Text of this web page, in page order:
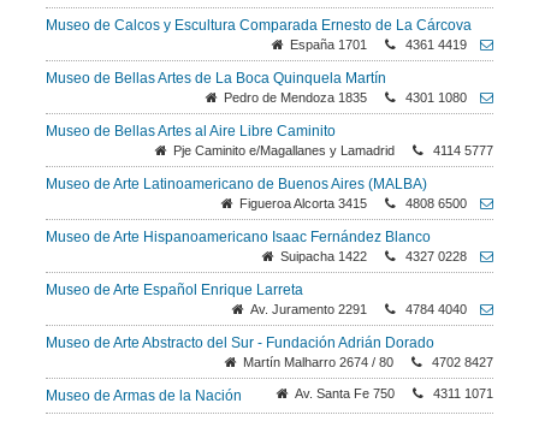
Museo de Calcos y Escultura Comparada Ernesto de La Cárcova
España 1701 4361 4419
Museo de Bellas Artes de La Boca Quinquela Martín
Pedro de Mendoza 1835 4301 1080
Museo de Bellas Artes al Aire Libre Caminito
Pje Caminito e/Magallanes y Lamadrid 4114 5777
Museo de Arte Latinoamericano de Buenos Aires (MALBA)
Figueroa Alcorta 3415 4808 6500
Museo de Arte Hispanoamericano Isaac Fernández Blanco
Suipacha 1422 4327 0228
Museo de Arte Español Enrique Larreta
Av. Juramento 2291 4784 4040
Museo de Arte Abstracto del Sur - Fundación Adrián Dorado
Martín Malharro 2674 / 80 4702 8427
Museo de Armas de la Nación Av. Santa Fe 750 4311 1071